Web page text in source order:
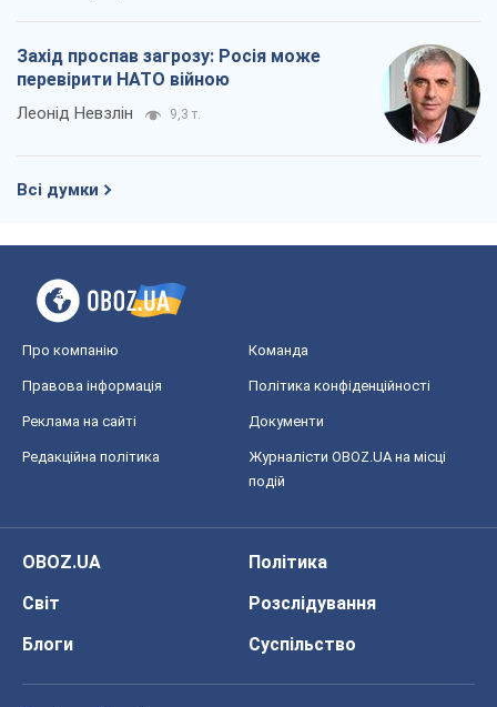
Захід проспав загрозу: Росія може
перевірити НАТО війною
Леонід Невзлін 9,3 т.
Всі думки
Про компанію Команда
Правова інформація Політика конфіденційності
Реклама на сайті Документи
Редакційна політика
Журналісти OBOZ.UA на місці
подій
OBOZ.UA
Політика
Світ
Розслідування
Блоги
Суспільство